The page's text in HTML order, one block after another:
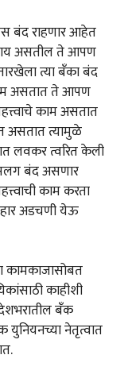
बंद राहणार आहेत
असतील ते आपण
त्या बँका बंद
असतात ते आपण
काम असतात
असतात त्यामुळे
लवकर त्वरित केली
बंद असणार
काम करता
अडचणी येऊ
कामकाजासोबत
काहीशी
बँक
युनियनच्या नेतृत्वात